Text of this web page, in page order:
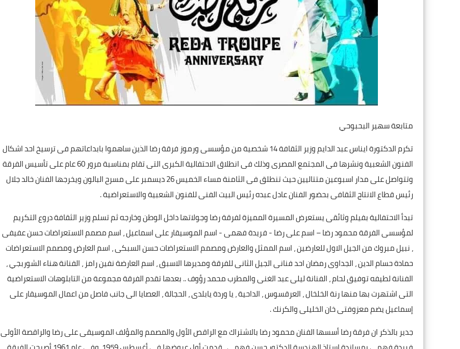
متابعة سهير البحبوحي
تكرم الدكتورة ايناس عبد الدايم وزير الثقافة 14 شخصية من مؤسسى ورموز فرقة رضا الذين ساهموا بابداعاتهم فى ترسيخ احد اشكال
الفنون الشعبية ونشرها فى المجتمع المصرى وذلك فى انطلاق الاحتفالية الكبرى التى تقام بمناسبة مرور 60 عام على تأسيس الفرقة
وتتواصل على مدار اسبوعين متتاليين حيث تنطلق فى الثامنة مساء الخميس 26 ديسمبر على مسرح البالون ويخرجها الفنان خالد جلال
رئيس قطاع الانتاج الثقافى بحضور الفنان عادل عبده رئيس البيت الفنى للفنون الشعبية والاستعراضية .
تبدأ الاحتفالية بفيلم وثائقى يستعرض المسيرة المميزة لفرقة رضا وجولاتها داخل الوطن وخارجه ثم تسلم وزير الثقافة دروع التكريم
لمؤسسى الفرقة محمود رضا – اسم على رضا - فريدة فهمى - اسم الموسيقار على اسماعيل ، اسم مصمم الاستعراضات حسن عفيفى
، نبيل مبروك من الجيل الاول للعارضين ، اسم الممثل والعارض ومصمم الاستعراضات حسن السبكى ، اسم العارض ومصمم الاستعراضات
حمادة حسام الدين ، الجداوى رمضان احد فنانى الجيل الثانى للفرقة ومديرها الاسبق ، اسم العارضة نفين رامز ، الفنانة هناء الشوربجي ،
الفنانة لطيفه توفيق لحام ، الفنانة ليلى عبد الغنى والمطرب محمد رؤوف .. بعدها تقدم الفرقة مجموعة من التابلوهات الاستعراضية
التى اشتهرت بها منها رنة الخلخال ، العرقسوس ، الداحية ، يا وردة يابلدى ، الحجالة ، العصايا الى جانب فاصل من اعمال الموسيقار على
إسماعيل يضم معزوفتى خان الخليلى والكرنك .
جدير بالذكر ان فرقة رضا أسسها الفنان محمود رضا بالاشتراك مع الراقص الأول والمصمم والمؤلف الموسيقى على رضا والراقصة الأولى